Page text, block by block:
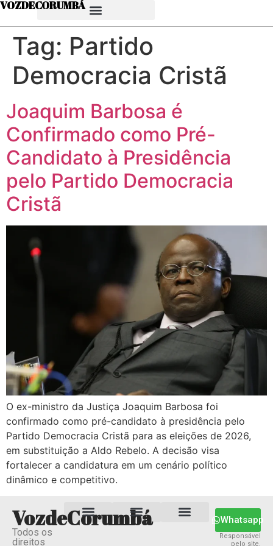
VOZDECORUMBÁ
Tag: Partido
Democracia Cristã
Joaquim Barbosa é
Confirmado como Pré-
Candidato à Presidência
pelo Partido Democracia
Cristã
O ex-ministro da Justiça Joaquim Barbosa foi
confirmado como pré-candidato à presidência pelo
Partido Democracia Cristã para as eleições de 2026,
em substituição a Aldo Rebelo. A decisão visa
fortalecer a candidatura em um cenário político
dinâmico e competitivo.
VozdeCorumbá
Todos os
direitos
Whatsapp
Responsável
pelo site,